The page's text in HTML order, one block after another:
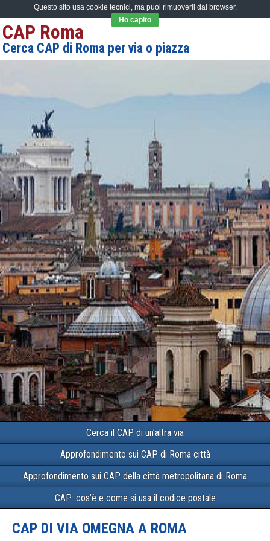
CAP Roma
Cerca CAP di Roma per via o piazza
Cerca il CAP di un’altra via
Approfondimento sui CAP di Roma città
Approfondimento sui CAP della città metropolitana di Roma
CAP: cos’è e come si usa il codice postale
CAP DI VIA OMEGNA A ROMA
Questo sito usa cookie tecnici, ma puoi rimuoverli dal browser.
Ho capito